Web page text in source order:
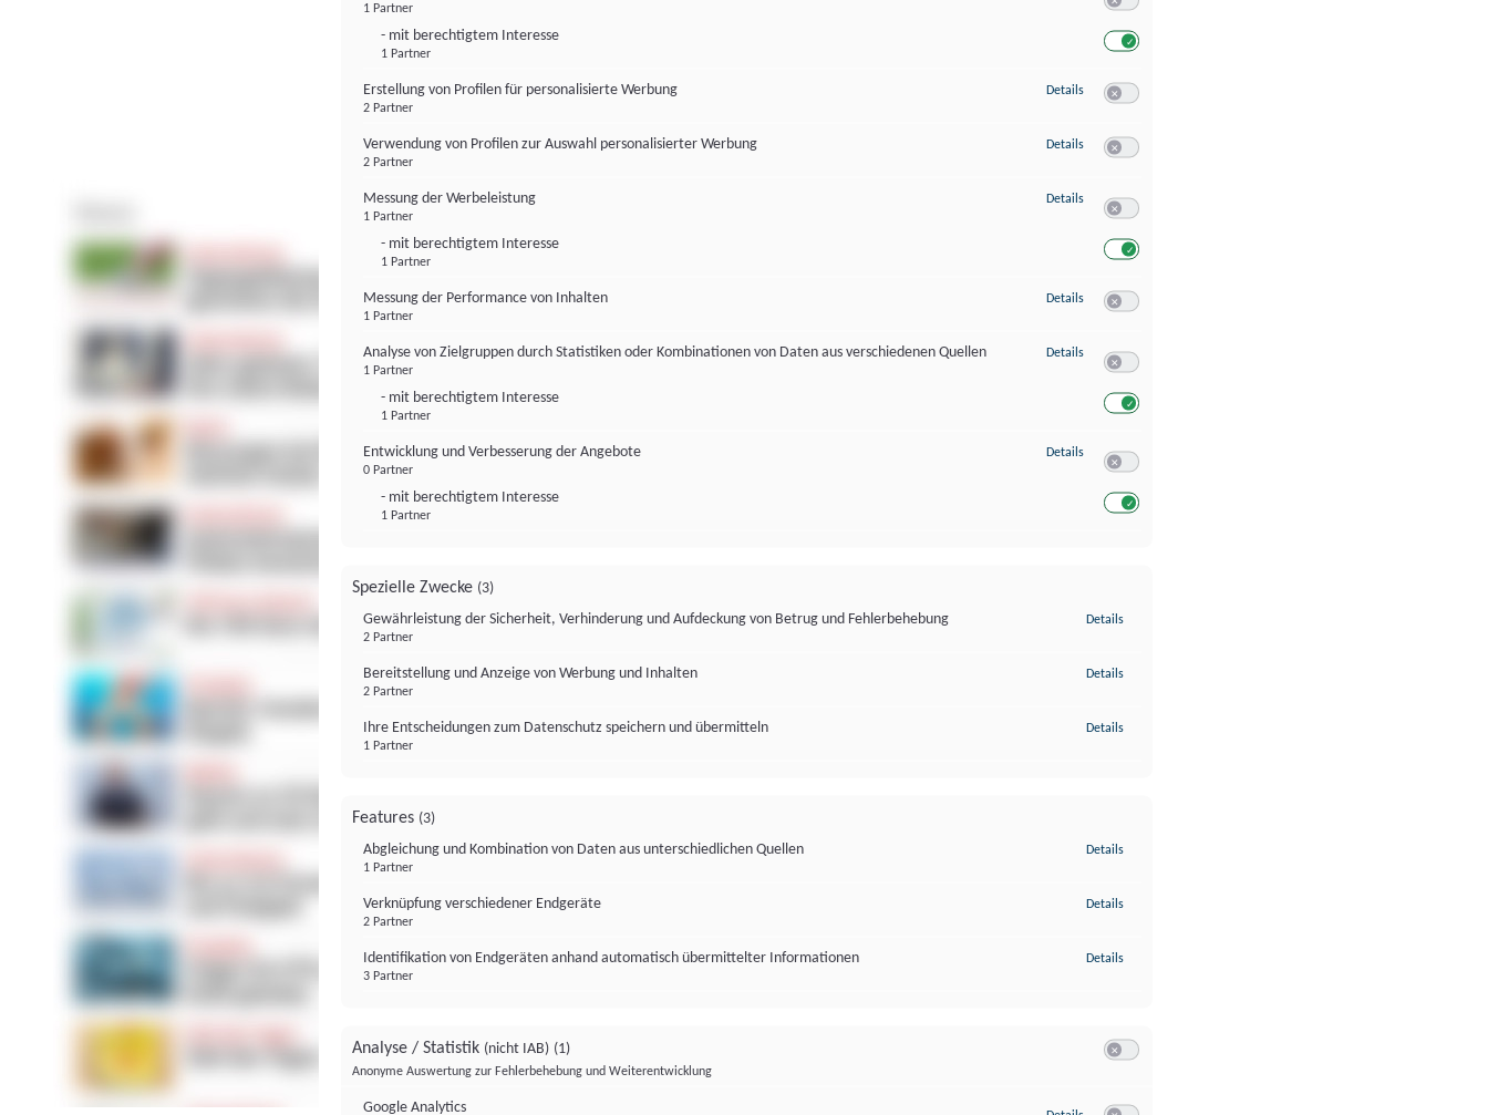
1 Partner
- mit berechtigtem Interesse
1 Partner
Erstellung von Profilen für personalisierte Werbung
2 Partner
Details zu Erstellung von Profilen für personalisierte Werbung
Verwendung von Profilen zur Auswahl personalisierter Werbung
2 Partner
Details zu Verwendung von Profilen zur Auswahl personalisierter Werbung
Messung der Werbeleistung
1 Partner
- mit berechtigtem Interesse
1 Partner
Details zu Messung der Werbeleistung
Messung der Performance von Inhalten
1 Partner
Details zu Messung der Performance von Inhalten
Analyse von Zielgruppen durch Statistiken oder Kombinationen von Daten aus verschiedenen Quellen
1 Partner
- mit berechtigtem Interesse
1 Partner
Details zu Analyse von Zielgruppen durch Statistiken oder Kombinationen von
Entwicklung und Verbesserung der Angebote
0 Partner
- mit berechtigtem Interesse
1 Partner
Details zu Entwicklung und Verbesserung der Angebote
Spezielle Zwecke (3)
Gewährleistung der Sicherheit, Verhinderung und Aufdeckung von Betrug und Fehlerbehebung
2 Partner
Details
Bereitstellung und Anzeige von Werbung und Inhalten
2 Partner
Details
Ihre Entscheidungen zum Datenschutz speichern und übermitteln
1 Partner
Details
Features (3)
Abgleichung und Kombination von Daten aus unterschiedlichen Quellen
1 Partner
Details
Verknüpfung verschiedener Endgeräte
2 Partner
Details
Identifikation von Endgeräten anhand automatisch übermittelter Informationen
3 Partner
Details
Analyse / Statistik (nicht IAB) (1)
Anonyme Auswertung zur Fehlerbehebung und Weiterentwicklung
Google Analytics zu Google Analytics